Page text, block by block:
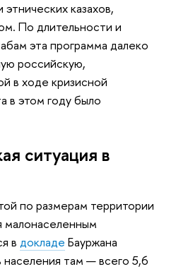
казахов,
По длительности и
эта программа далеко
российскую,
в ходе кризисной
в этом году было
ситуация в
по размерам территории
малонаселенным
в докладе Бауржана
там — всего 5,6